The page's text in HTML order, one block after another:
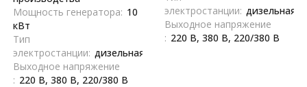
Мощность генератора: 10
кВт
Тип
электростанции: дизельная
Выходное напряжение
: 220 В, 380 В, 220/380 В
электростанции: дизельная
Выходное напряжение
: 220 В, 380 В, 220/380 В